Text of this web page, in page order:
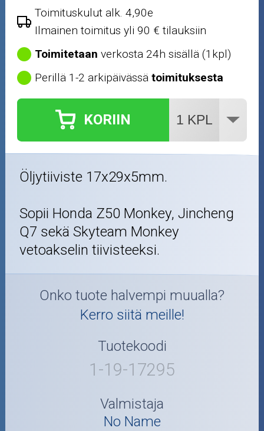
Toimituskulut alk. 4,90e
Ilmainen toimitus yli 90 € tilauksiin
Toimitetaan verkosta 24h sisällä (1kpl)
Perillä 1-2 arkipäivässätoimituksesta
KORIIN
Öljytiiviste 17x29x5mm.
Sopii Honda Z50 Monkey, Jincheng
Q7 sekä Skyteam Monkey
vetoakselin tiivisteeksi.
Onko tuote halvempi muualla?
Kerro siitä meille!
Tuotekoodi
1-19-17295
Valmistaja
No Name